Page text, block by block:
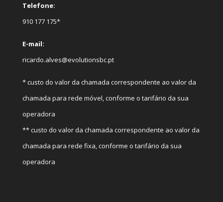
Telefone:
910 177 175*
E-mail:
ricardo.alves@evolutionsbc.pt
* custo do valor da chamada correspondente ao valor da
chamada para rede móvel, conforme o tarifário da sua
operadora
** custo do valor da chamada correspondente ao valor da
chamada para rede fixa, conforme o tarifário da sua
operadora